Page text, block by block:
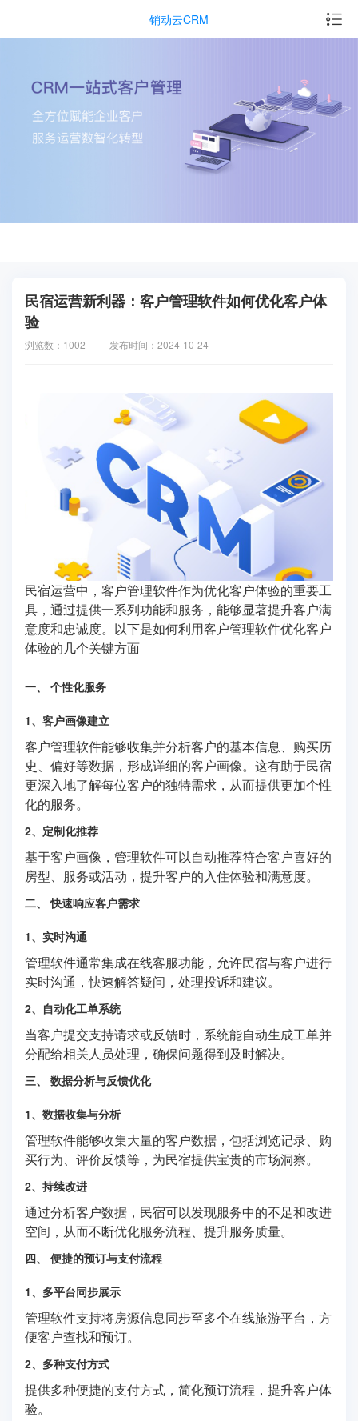
销动云CRM
民宿运营新利器：客户管理软件如何优化客户体
验
浏览数：1002 发布时间：2024-10-24
民宿运营中，客户管理软件作为优化客户体验的重要工
具，通过提供一系列功能和服务，能够显著提升客户满
意度和忠诚度。以下是如何利用客户管理软件优化客户
体验的几个关键方面
一、 个性化服务
1、客户画像建立
客户管理软件能够收集并分析客户的基本信息、购买历
史、偏好等数据，形成详细的客户画像。这有助于民宿
更深入地了解每位客户的独特需求，从而提供更加个性
化的服务。
2、定制化推荐
基于客户画像，管理软件可以自动推荐符合客户喜好的
房型、服务或活动，提升客户的入住体验和满意度。
二、 快速响应客户需求
1、实时沟通
管理软件通常集成在线客服功能，允许民宿与客户进行
实时沟通，快速解答疑问，处理投诉和建议。
2、自动化工单系统
当客户提交支持请求或反馈时，系统能自动生成工单并
分配给相关人员处理，确保问题得到及时解决。
三、 数据分析与反馈优化
1、数据收集与分析
管理软件能够收集大量的客户数据，包括浏览记录、购
买行为、评价反馈等，为民宿提供宝贵的市场洞察。
2、持续改进
通过分析客户数据，民宿可以发现服务中的不足和改进
空间，从而不断优化服务流程、提升服务质量。
四、 便捷的预订与支付流程
1、多平台同步展示
管理软件支持将房源信息同步至多个在线旅游平台，方
便客户查找和预订。
2、多种支付方式
提供多种便捷的支付方式，简化预订流程，提升客户体
验。